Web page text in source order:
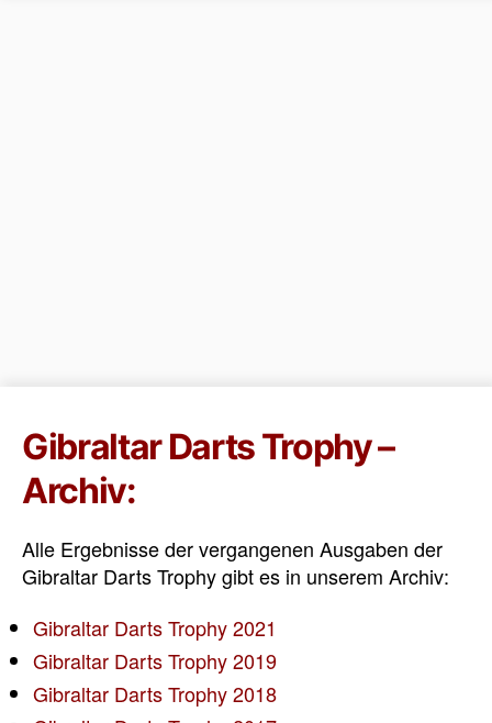
Gibraltar Darts Trophy –
Archiv:
Alle Ergebnisse der vergangenen Ausgaben der
Gibraltar Darts Trophy gibt es in unserem Archiv:
Gibraltar Darts Trophy 2021
Gibraltar Darts Trophy 2019
Gibraltar Darts Trophy 2018